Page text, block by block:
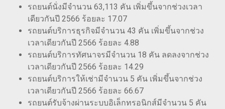
รถยนต์นั่งมีจำนวน 63,113 คัน เพิ่มขึ้นจากช่วงเวลา
เดียวกันปี 2566 ร้อยละ 17.07
รถยนต์บริการธุรกิจมีจำนวน 43 คัน เพิ่มขึ้นจากช่วง
เวลาเดียวกันปี 2566 ร้อยละ 4.88
รถยนต์บริการทัศนาจรมีจำนวน 18 คัน ลดลงจากช่วง
เวลาเดียวกันปี 2566 ร้อยละ 14.29
รถยนต์บริการให้เช่ามีจำนวน 5 คัน เพิ่มขึ้นจากช่วง
เวลาเดียวกันปี 2566 ร้อยละ 66.67
รถยนต์รับจ้างผ่านระบบอิเล็กทรอนิกส์มีจำนวน 5 คัน